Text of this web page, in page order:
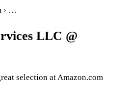
› …
LLC @
selection at Amazon.com